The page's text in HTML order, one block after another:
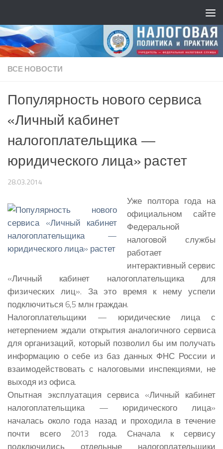
ВСЕ НОВОСТИ
Популярность нового сервиса
«Личный кабинет
налогоплательщика —
юридического лица» растет
28.03.2014
Уже полтора года на
официальном сайте
Федеральной
налоговой службы
работает
интерактивный сервис
«Личный кабинет налогоплательщика для
физических лиц». За это время к нему успели
подключиться 6,5 млн граждан.
Налогоплательщики — юридические лица с
нетерпением ждали открытия аналогичного сервиса
для организаций, который позволил бы им получать
информацию о себе из баз данных ФНС России и
взаимодействовать с налоговыми инспекциями, не
выходя из офиса.
Опытная эксплуатация сервиса «Личный кабинет
налогоплательщика — юридического лица»
началась около года назад и проходила в течение
почти всего 2013 года. Сначала к сервису
подключились отдельные налогоплательщики